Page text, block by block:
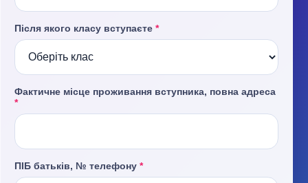
Після якого класу вступаєте *
Фактичне місце проживання вступника, повна адреса
*
ПІБ батьків, № телефону *